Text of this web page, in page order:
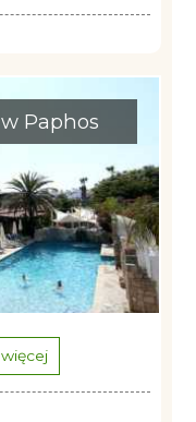
Paphos